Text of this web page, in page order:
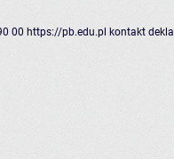
00 https://pb.edu.pl kontakt